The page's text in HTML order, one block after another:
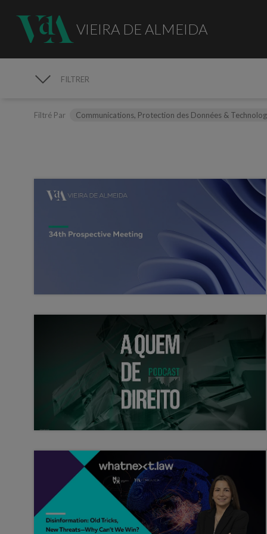
VIEIRA DE ALMEIDA
FILTRER
Filtré Par Communications, Protection des Données &